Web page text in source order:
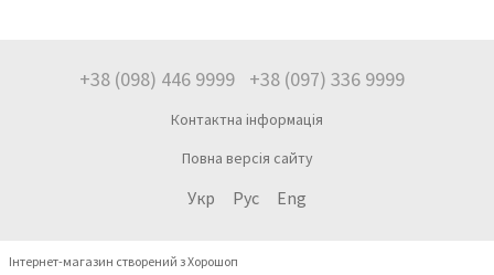
+38 (098) 446 9999 +38 (097) 336 9999
Контактна інформація
Повна версія сайту
Укр Рус Eng
Інтернет-магазин створений з Хорошоп